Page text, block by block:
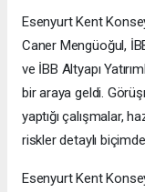
Esenyurt Kent
Caner Mengüoğul,
ve İBB Altyapı
bir araya geldi.
yaptığı çalışmalar,
riskler detaylı biçimde
Esenyurt Kent